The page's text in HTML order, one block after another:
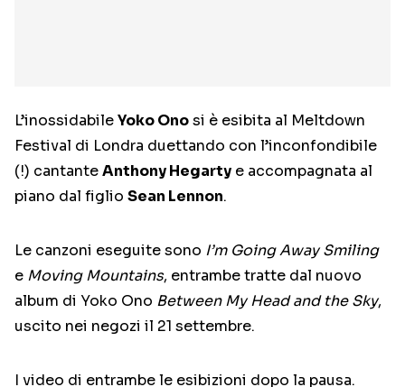
L’inossidabileYoko Onosi è esibita al Meltdown
Festival di Londra duettando con l’inconfondibile
(!) cantanteAnthony Hegarty e accompagnata al
piano dal figlio Sean Lennon.
Le canzoni eseguite sono I’m Going Away Smiling
e Moving Mountains, entrambe tratte dal nuovo
album di Yoko Ono Between My Head and the Sky,
uscito nei negozi il 21 settembre.
I video di entrambe le esibizioni dopo la pausa.